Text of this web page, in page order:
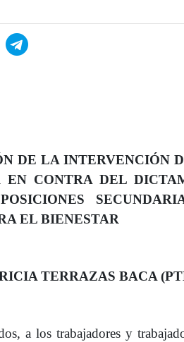
DE LA INTERVENCIÓN
EN CONTRA DEL
EL BIENESTAR
TERRAZAS BACA
a los trabajadores y